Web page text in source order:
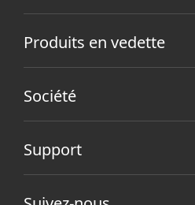
Produits en vedette
Société
Support